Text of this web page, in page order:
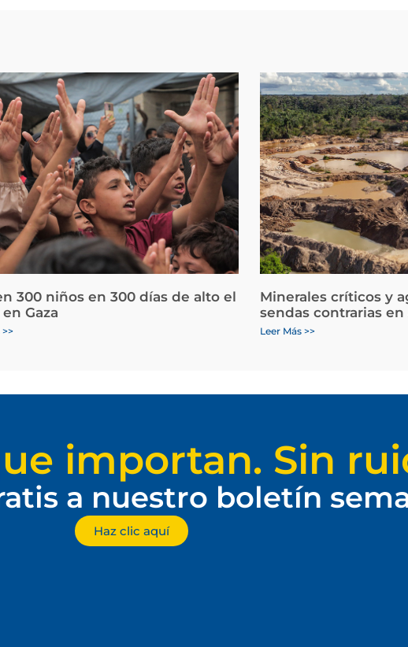
300 niños en 300 días de alto el
Gaza
>>
Minerales críticos y
sendas contrarias
Leer Más >>
importan. Sin
a nuestro boletín
Haz clic aquí